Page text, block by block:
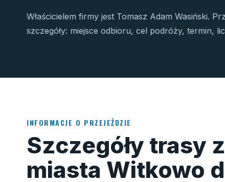
Właścicielem firmy jest Tomasz Adam Wasiński.
szczegóły: miejsce odbioru, cel podróży, termin,
INFORMACJE O PRZEJEŹDZIE
Szczegóły trasy z
miasta Witkowo